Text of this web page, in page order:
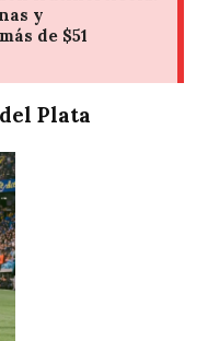
Plata